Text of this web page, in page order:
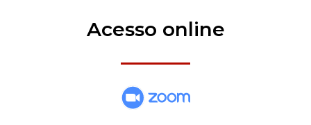
Acesso online